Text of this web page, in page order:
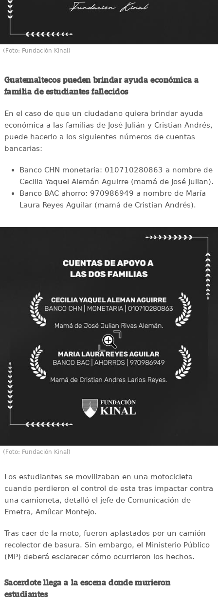
(Foto: Fundación Kinal)
Guatemaltecos pueden brindar ayuda económica a
familia de estudiantes fallecidos
En el caso de que un ciudadano quiera brindar ayuda
económica a las familias de José Julián y Cristian Andrés,
puede hacerlo a los siguientes números de cuentas
bancarias:
Banco CHN monetaria: 010710280863 a nombre de
Cecilia Yaquel Alemán Aguirre (mamá de José Julian).
Banco BAC ahorro: 970986949 a nombre de María
Laura Reyes Aguilar (mamá de Cristian Andrés).
(Foto: Fundación Kinal)
Los estudiantes se movilizaban en una motocicleta
cuando perdieron el control de esta tras impactar contra
una camioneta, detalló el jefe de Comunicación de
Emetra, Amílcar Montejo.
Tras caer de la moto, fueron aplastados por un camión
recolector de basura. Sin embargo, el Ministerio Público
(MP) deberá esclarecer cómo ocurrieron los hechos.
Sacerdote llega a la escena donde murieron
estudiantes